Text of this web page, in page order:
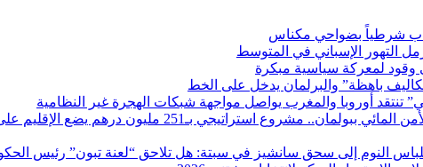
شرطياً بضواحي مكناس
التهور الإسباني في المتوسط
وقود لمعركة سياسية مبكرة
باهظة” والبرلمان يدخل على الخط
تنتقد أوروبا والمغرب يواصل مواجهة شبكات الهجرة غير النظامية
الشركة الجهوية متعددة الخدمات فاس – مكناس تقود معركة
النوم إلى سحق سانشيز في سبتة: هل تلاحق “لعنة تبون” رئيس